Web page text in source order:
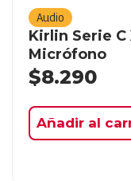
Audio
Kirlin Serie C
Micrófono
$8.290
Añadir al